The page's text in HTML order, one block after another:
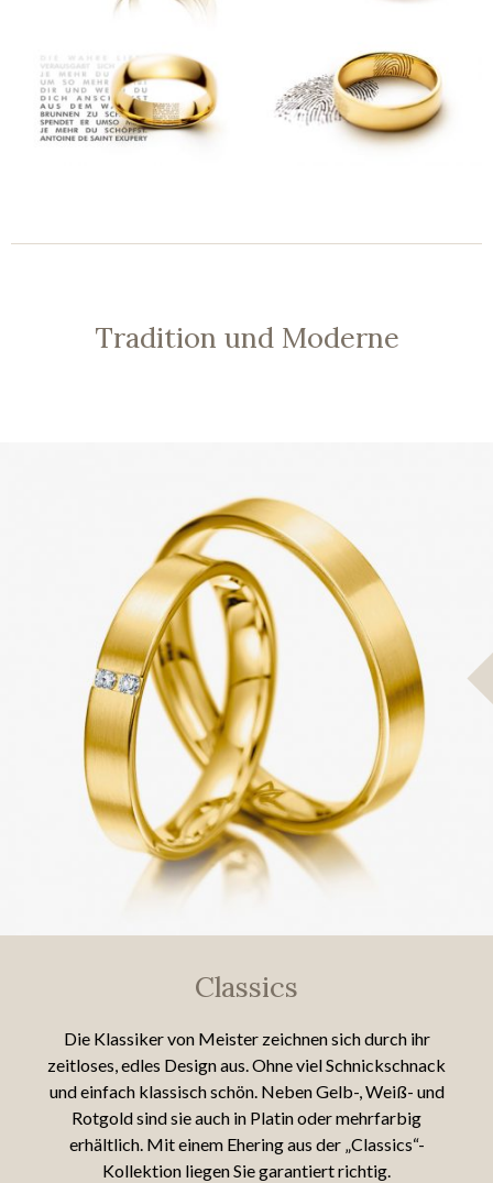
Tradition und Moderne
Classics
Die Klassiker von Meister zeichnen sich durch ihr
zeitloses, edles Design aus. Ohne viel Schnickschnack
und einfach klassisch schön. Neben Gelb-, Weiß- und
Rotgold sind sie auch in Platin oder mehrfarbig
erhältlich. Mit einem Ehering aus der „Classics“-
Kollektion liegen Sie garantiert richtig.